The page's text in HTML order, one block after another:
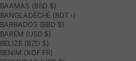
BAAMAS (BSD $)
BANGLADECHE (BDT ৳)
BARBADOS (BBD $)
BARÉM (USD $)
BELIZE (BZD $)
BENIM (XOF FR)